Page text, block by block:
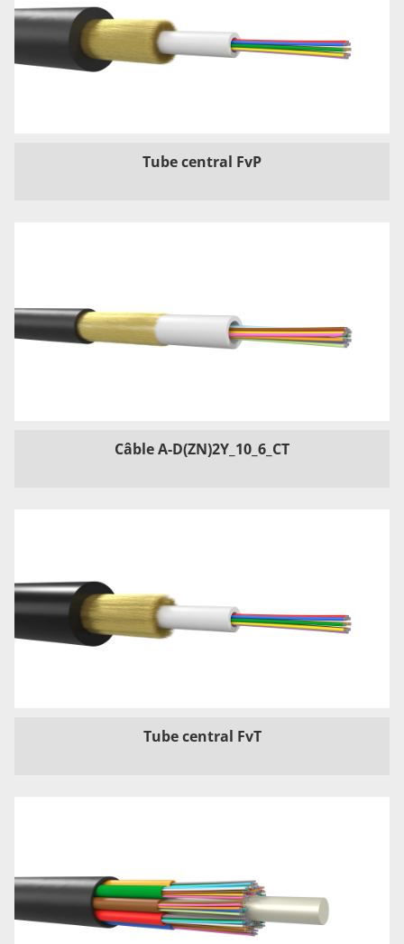
Tube central FvP
Câble A-D(ZN)2Y_10_6_CT
Tube central FvT